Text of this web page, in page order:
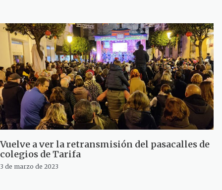
Vuelve a ver la retransmisión del pasacalles de
colegios de Tarifa
3 de marzo de 2023